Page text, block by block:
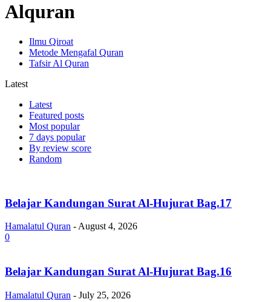
Alquran
Ilmu Qiroat
Metode Mengafal Quran
Tafsir Al Quran
Latest
Latest
Featured posts
Most popular
7 days popular
By review score
Random
Belajar Kandungan Surat Al-Hujurat Bag.17
Hamalatul Quran - August 4, 2026
0
Belajar Kandungan Surat Al-Hujurat Bag.16
Hamalatul Quran - July 25, 2026